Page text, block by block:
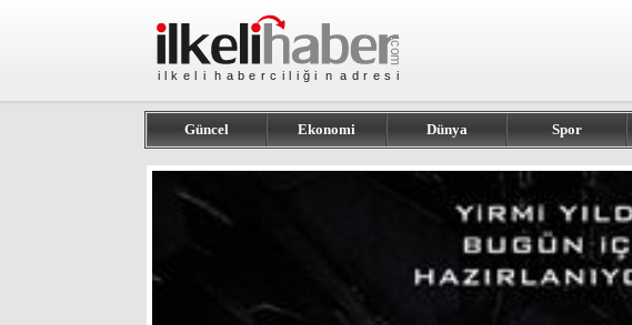
Güncel Ekonomi Dünya Spor